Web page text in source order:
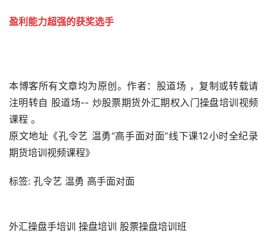
盈利能力超强的获奖选手
本博客所有文章均为原创。作者：股道场 ， 复制或转载请
注明转自 股道场-- 炒股票期货外汇期权入门操盘培训视频
课程 。
原文地址《孔令艺 温勇“高手面对面”线下课12小时全纪录
期货培训视频课程》
标签: 孔令艺 温勇 高手面对面
外汇操盘手培训 操盘培训 股票操盘培训班